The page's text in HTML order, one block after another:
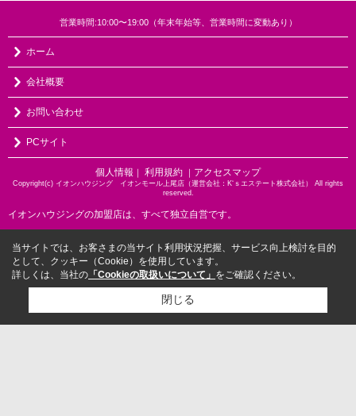
営業時間:10:00〜19:00（年末年始等、営業時間に変動あり）
ホーム
会社概要
お問い合わせ
PCサイト
個人情報 ｜ 利用規約 ｜ アクセスマップ
Copyright(c) イオンハウジング イオンモール上尾店（運営会社：K‘ｓエステート株式会社） All rights
reserved.
イオンハウジングの加盟店は、すべて独立自営です。
当サイトでは、お客さまの当サイト利用状況把握、サービス向上検討を目的
として、クッキー（Cookie）を使用しています。
詳しくは、当社の 「Cookieの取扱いについて」 をご確認ください。
閉じる